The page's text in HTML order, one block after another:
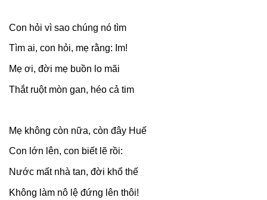
Con hỏi vì sao chúng nó tìm
Tìm ai, con hỏi, mẹ rằng: Im!
Mẹ ơi, đời mẹ buồn lo mãi
Thắt ruột mòn gan, héo cả tim
Mẹ không còn nữa, còn đây Huế
Con lớn lên, con biết lẽ rồi:
Nước mất nhà tan, đời khổ thế
Không làm nô lệ đứng lên thôi!